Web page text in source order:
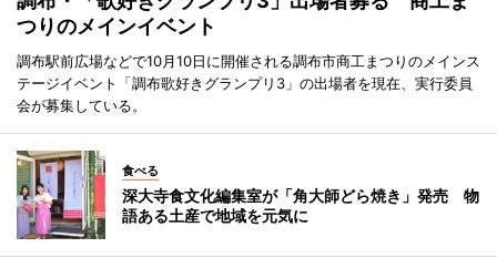
つりのメインイベント
調布駅前広場などで10月10日に開催される調布市商工まつりのメインス
テージイベント「調布歌好きグランプリ3」の出場者を現在、実行委員
会が募集している。
食べる
深大寺食文化編集室が「角大師どら焼き」発売 物
語ある土産で地域を元気に